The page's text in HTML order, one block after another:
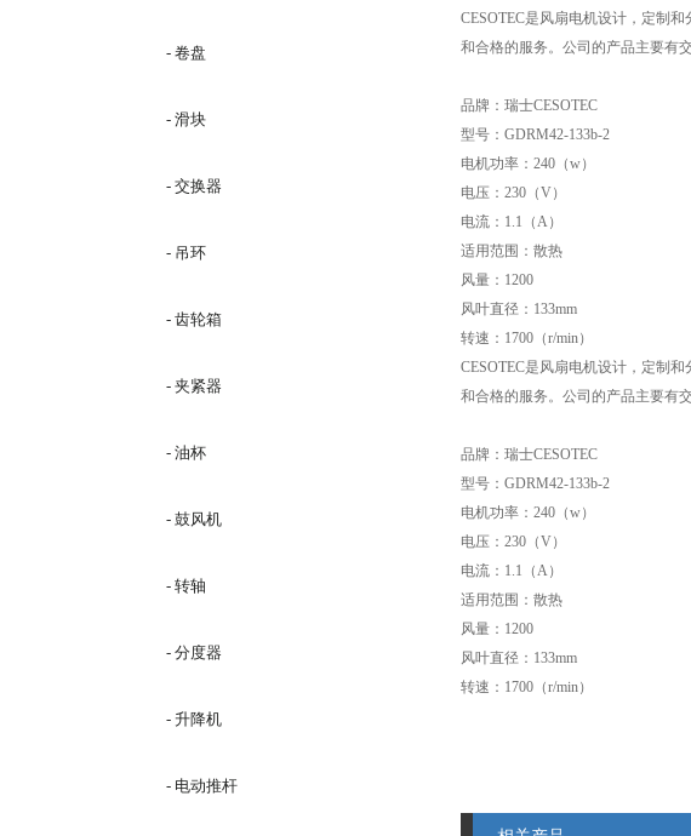
- 卷盘
- 滑块
- 交换器
- 吊环
- 齿轮箱
- 夹紧器
- 油杯
- 鼓风机
- 转轴
- 分度器
- 升降机
- 电动推杆
CESOTEC是风扇电机设计，定制
和合格的服务。公司的产品主要有
品牌：瑞士CESOTEC
型号：GDRM42-133b-2
电机功率：240（w）
电压：230（V）
电流：1.1（A）
适用范围：散热
风量：1200
风叶直径：133mm
转速：1700（r/min）
CESOTEC是风扇电机设计，定制
和合格的服务。公司的产品主要有
品牌：瑞士CESOTEC
型号：GDRM42-133b-2
电机功率：240（w）
电压：230（V）
电流：1.1（A）
适用范围：散热
风量：1200
风叶直径：133mm
转速：1700（r/min）